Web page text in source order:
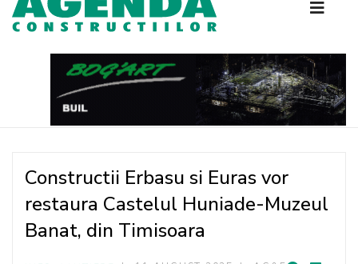
Constructii Erbasu si Euras vor
restaura Castelul Huniade-Muzeul
Banat, din Timisoara